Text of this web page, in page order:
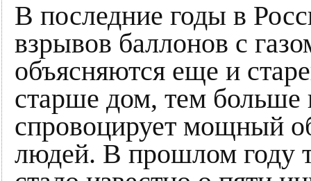
В последние годы в
взрывов баллонов с
объясняются еще и
старше дом, тем больше
спровоцирует мощный
людей. В прошлом году